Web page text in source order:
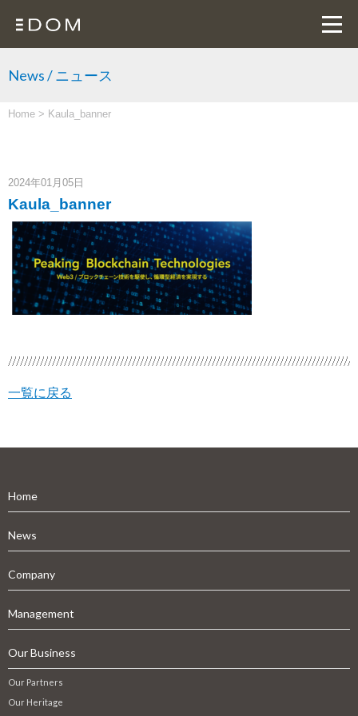
News / ニュース
Home > Kaula_banner
2024年01月05日
Kaula_banner
一覧に戻る
Home
News
Company
Management
Our Business
Our Partners
Our Heritage